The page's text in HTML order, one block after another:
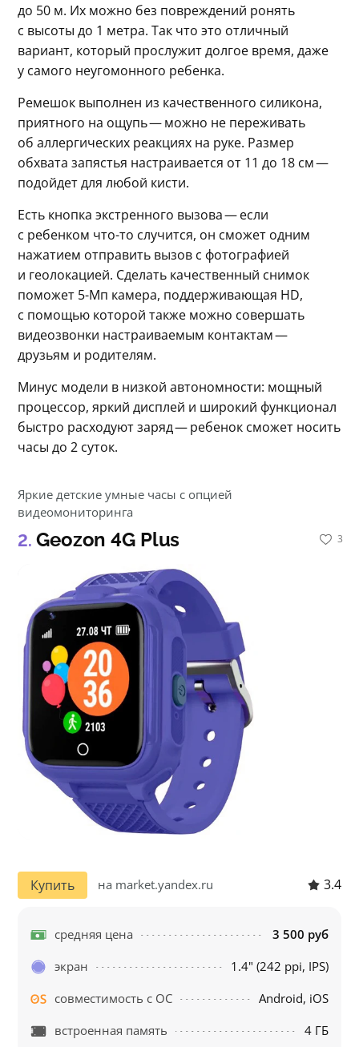
до 50 м. Их можно без повреждений ронять
с высоты до 1 метра. Так что это отличный
вариант, который прослужит долгое время, даже
у самого неугомонного ребенка.
Ремешок выполнен из качественного силикона,
приятного на ощупь — можно не переживать
об аллергических реакциях на руке. Размер
обхвата запястья настраивается от 11 до 18 см —
подойдет для любой кисти.
Есть кнопка экстренного вызова — если
с ребенком что-то случится, он сможет одним
нажатием отправить вызов с фотографией
и геолокацией. Сделать качественный снимок
поможет 5-Мп камера, поддерживающая HD,
с помощью которой также можно совершать
видеозвонки настраиваемым контактам —
друзьям и родителям.
Минус модели в низкой автономности: мощный
процессор, яркий дисплей и широкий функционал
быстро расходуют заряд — ребенок сможет носить
часы до 2 суток.
3
Яркие детские умные часы с опцией
видеомониторинга
Geozon 4G Plus
Купить на market.yandex.ru 3.4
средняя цена
3 500 руб
экран
1.4" (242 ppi, IPS)
совместимость с ОС
Android, iOS
встроенная память
4 ГБ